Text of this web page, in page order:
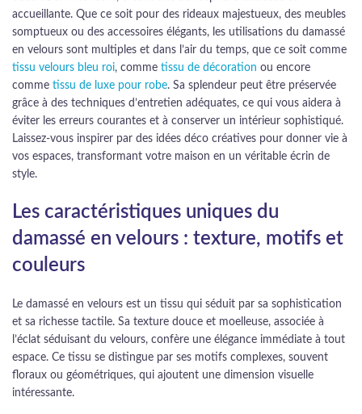
accueillante. Que ce soit pour des rideaux majestueux, des meubles
somptueux ou des accessoires élégants, les utilisations du damassé
en velours sont multiples et dans l’air du temps, que ce soit comme
tissu velours bleu roi, comme tissu de décoration ou encore
comme tissu de luxe pour robe. Sa splendeur peut être préservée
grâce à des techniques d’entretien adéquates, ce qui vous aidera à
éviter les erreurs courantes et à conserver un intérieur sophistiqué.
Laissez-vous inspirer par des idées déco créatives pour donner vie à
vos espaces, transformant votre maison en un véritable écrin de
style.
Les caractéristiques uniques du
damassé en velours : texture, motifs et
couleurs
Le damassé en velours est un tissu qui séduit par sa sophistication
et sa richesse tactile. Sa texture douce et moelleuse, associée à
l’éclat séduisant du velours, confère une élégance immédiate à tout
espace. Ce tissu se distingue par ses motifs complexes, souvent
floraux ou géométriques, qui ajoutent une dimension visuelle
intéressante.